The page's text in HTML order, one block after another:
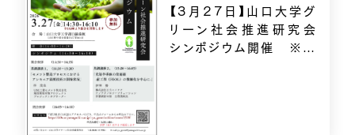
【3月27日】山口大学グ
リーン社会推進研究会
シンポジウム開催 ※締